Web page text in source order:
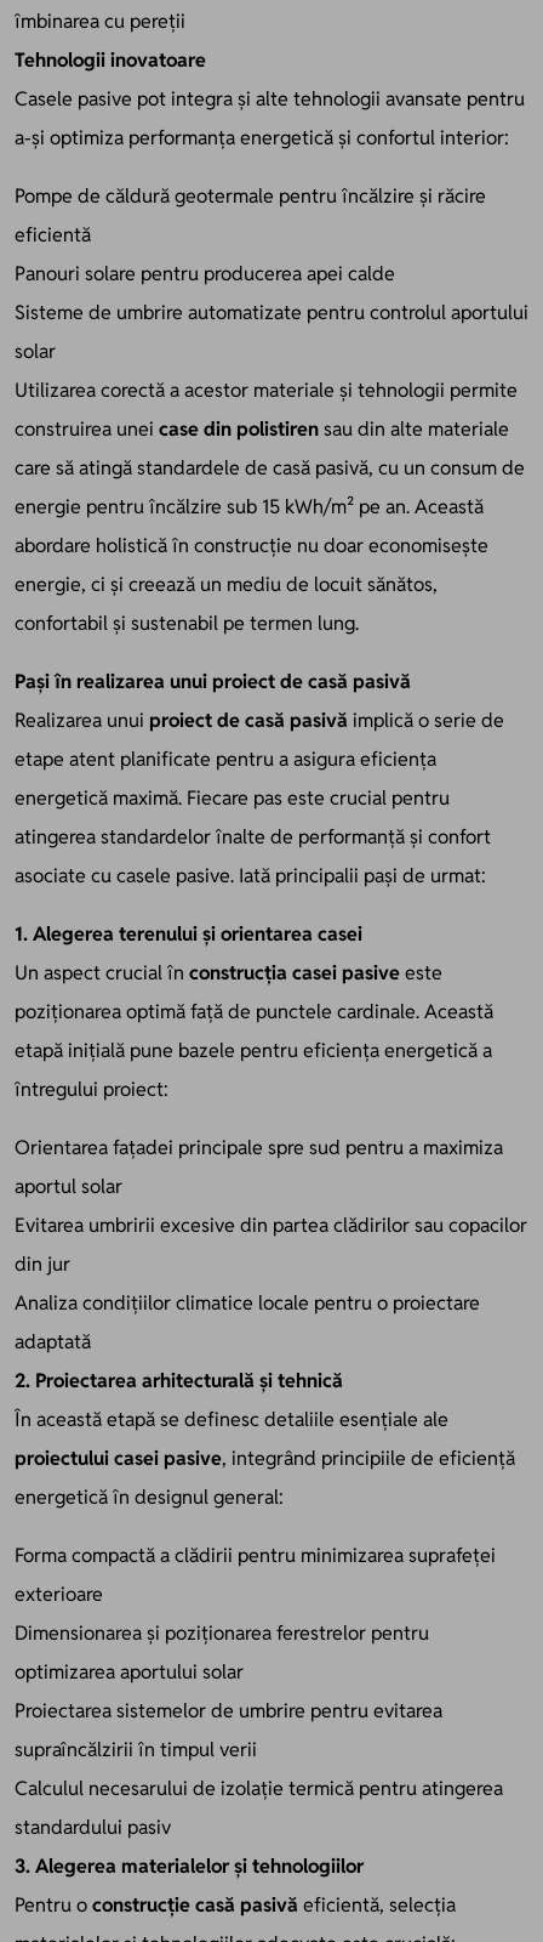
îmbinarea cu pereții
Tehnologii inovatoare
Casele pasive pot integra și alte tehnologii avansate pentru
a-și optimiza performanța energetică și confortul interior:
Pompe de căldură geotermale pentru încălzire și răcire
eficientă
Panouri solare pentru producerea apei calde
Sisteme de umbrire automatizate pentru controlul aportului
solar
Utilizarea corectă a acestor materiale și tehnologii permite
construirea unei case din polistirensau din alte materiale
care să atingă standardele de casă pasivă, cu un consum de
energie pentru încălzire sub 15 kWh/m² pe an. Această
abordare holistică în construcție nu doar economisește
energie, ci și creează un mediu de locuit sănătos,
confortabil și sustenabil pe termen lung.
Pași în realizarea unui proiect de casă pasivă
Realizarea unui proiect de casă pasivă implică o serie de
etape atent planificate pentru a asigura eficiența
energetică maximă. Fiecare pas este crucial pentru
atingerea standardelor înalte de performanță și confort
asociate cu casele pasive. Iată principalii pași de urmat:
1. Alegerea terenului și orientarea casei
Un aspect crucial în construcția casei pasiveeste
poziționarea optimă față de punctele cardinale. Această
etapă inițială pune bazele pentru eficiența energetică a
întregului proiect:
Orientarea fațadei principale spre sud pentru a maximiza
aportul solar
Evitarea umbririi excesive din partea clădirilor sau copacilor
din jur
Analiza condițiilor climatice locale pentru o proiectare
adaptată
2. Proiectarea arhitecturală și tehnică
În această etapă se definesc detaliile esențiale ale
proiectului casei pasive, integrând principiile de eficiență
energetică în designul general:
Forma compactă a clădirii pentru minimizarea suprafeței
exterioare
Dimensionarea și poziționarea ferestrelor pentru
optimizarea aportului solar
Proiectarea sistemelor de umbrire pentru evitarea
supraîncălzirii în timpul verii
Calculul necesarului de izolație termică pentru atingerea
standardului pasiv
3. Alegerea materialelor și tehnologiilor
Pentru oconstrucție casă pasivă eficientă, selecția